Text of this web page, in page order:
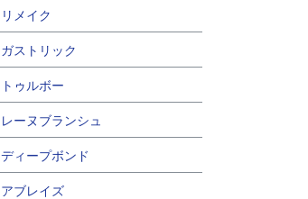
リメイク
ガストリック
トゥルボー
レーヌブランシュ
ディープボンド
アブレイズ